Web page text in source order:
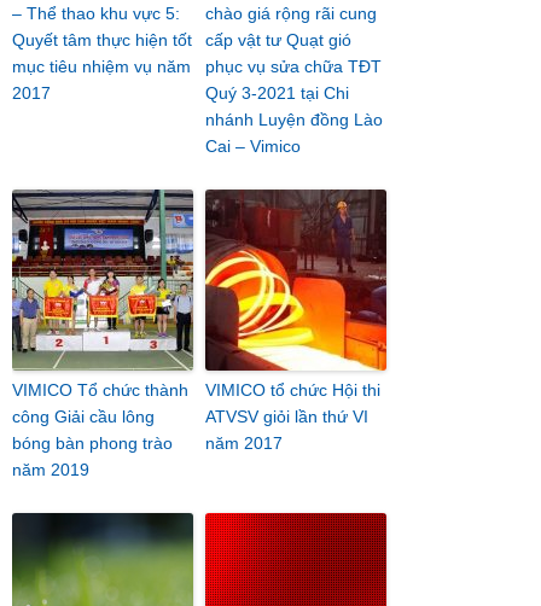
– Thể thao khu vực 5:
Quyết tâm thực hiện tốt
mục tiêu nhiệm vụ năm
2017
chào giá rộng rãi cung
cấp vật tư Quạt gió
phục vụ sửa chữa TĐT
Quý 3-2021 tại Chi
nhánh Luyện đồng Lào
Cai – Vimico
VIMICO Tổ chức thành
công Giải cầu lông
bóng bàn phong trào
năm 2019
VIMICO tổ chức Hội thi
ATVSV giỏi lần thứ VI
năm 2017